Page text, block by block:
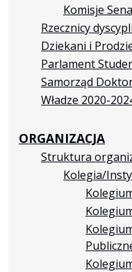
Komisje
Rzecznicy
Dziekani i
Parlament
Samorząd
Władze 2020-
ORGANIZACJA
Struktura
Kolegia/